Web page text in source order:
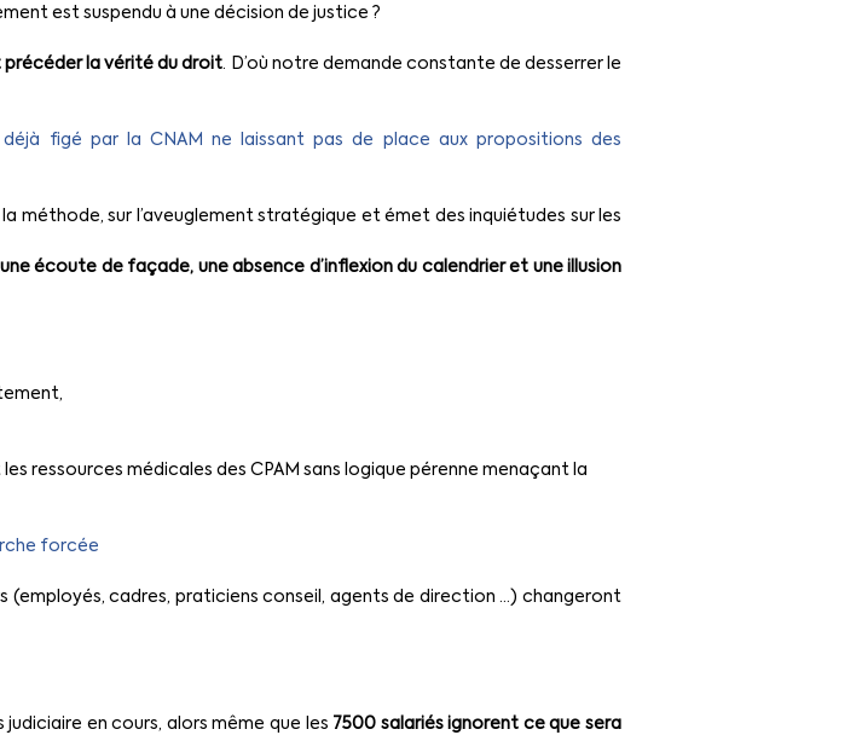
est suspendu à une décision de justice ?
la vérité dudroit. D’où notre demande constante de desserrer le
figé par la CNAM ne laissant pas de place aux propositions des
méthode, sur l’aveuglement stratégique et émet des inquiétudes sur les
écoute de façade, une absence d’inflexion du calendrier et une illusion
ressources médicales des CPAM sans logique pérenne menaçant la
forcée
cadres, praticiens conseil, agents de direction …) changeront
en cours, alors même que les 7500 salariés ignorent ce que sera